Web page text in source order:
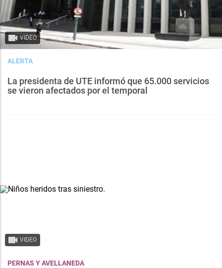
VIDEO
ALERTA
La presidenta de UTE informó que 65.000 servicios
se vieron afectados por el temporal
VIDEO
PERNAS Y AVELLANEDA